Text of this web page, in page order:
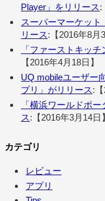
Player」をリリース:
スーパーマーケット
リース:【2016年8月
「ファーストキッ
【2016年4月18日】
UQ mobileユーザー
プリ」がリリース:
「横浜ワールドポ
ス:【2016年3月14日】
カテゴリ
レビュー
アプリ